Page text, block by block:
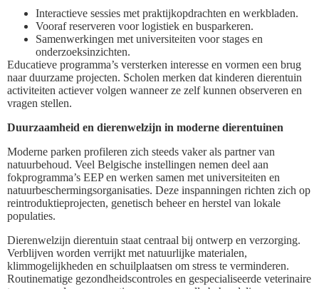
Interactieve sessies met praktijkopdrachten en werkbladen.
Vooraf reserveren voor logistiek en busparkeren.
Samenwerkingen met universiteiten voor stages en
onderzoeksinzichten.
Educatieve programma’s versterken interesse en vormen een brug
naar duurzame projecten. Scholen merken dat kinderen dierentuin
activiteiten actiever volgen wanneer ze zelf kunnen observeren en
vragen stellen.
Duurzaamheid en dierenwelzijn in moderne dierentuinen
Moderne parken profileren zich steeds vaker als partner van
natuurbehoud. Veel Belgische instellingen nemen deel aan
fokprogramma’s EEP en werken samen met universiteiten en
natuurbeschermingsorganisaties. Deze inspanningen richten zich op
reintroduktieprojecten, genetisch beheer en herstel van lokale
populaties.
Dierenwelzijn dierentuin staat centraal bij ontwerp en verzorging.
Verblijven worden verrijkt met natuurlijke materialen,
klimmogelijkheden en schuilplaatsen om stress te verminderen.
Routinematige gezondheidscontroles en gespecialiseerde veterinaire